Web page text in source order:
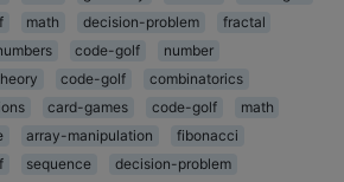
math decision-problem
fractal
code-golf
number
code-golf
combinatorics
card-games code-golf
math
array-manipulation
fibonacci
sequence
decision-problem